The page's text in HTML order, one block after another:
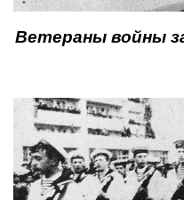
Ветераны войны